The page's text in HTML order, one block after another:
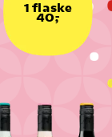
1 flaske
40,-